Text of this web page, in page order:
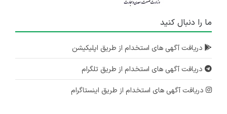
ما را دنبال کنید
دریافت آگهی های استخدام از طریق اپلیکیشن
دریافت آگهی های استخدام از طریق تلگرام
دریافت آگهی های استخدام از طریق اینستاگرام